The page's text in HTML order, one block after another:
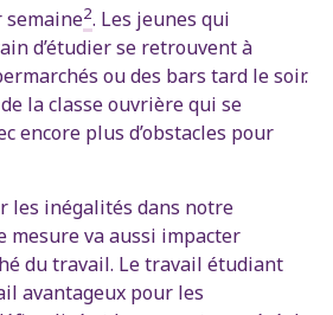
semaine2. Les jeunes qui
d’étudier se retrouvent à
ou des bars tard le soir.
la classe ouvrière qui se
encore plus d’obstacles pour
les inégalités dans notre
mesure va aussi impacter
du travail. Le travail étudiant
avantageux pour les